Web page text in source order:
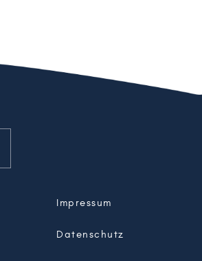
Impressum
Datenschutz